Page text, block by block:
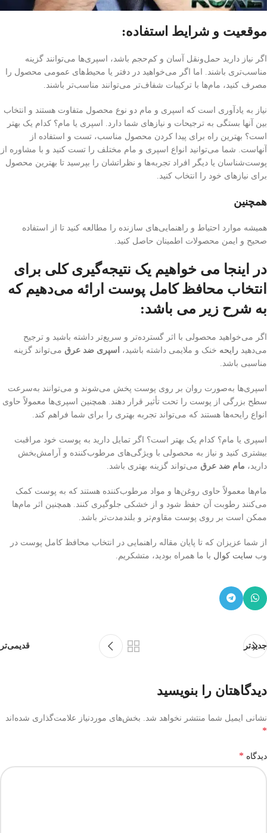
موقعیت و شرایط استفاده:
اگر نیاز دارید حمل‌ونقل آسان و کم‌حجم باشد، اسپری‌ها می‌توانند گزینه
مناسب‌تری باشند. اما اگر می‌خواهید در دفتر یا محیط‌های عمومی محصول را
مصرف کنید، مام‌ها با ترکیبات شفاف‌تر می‌توانند مناسب‌تر باشند.
نیاز به یادآوری است که اسپری و مام دو نوع محصول متفاوت هستند و انتخاب
بین آنها بستگی به ترجیحات و نیازهای شما دارد. اسپری یا مام؟ کدام یک بهتر
است؟ بهترین راه برای پیدا کردن محصول مناسب، تست و استفاده از
آنهاست. شما می‌توانید انواع اسپری و مام مختلف را تست کنید و با مشاوره از
پوست‌شناسان یا دیگر افراد تجربه‌ها و نظراتشان را بپرسید تا بهترین محصول
برای نیازهای خود را انتخاب کنید.
همچنین
همیشه موارد احتیاط و راهنمایی‌های سازنده را مطالعه کنید تا از استفاده
صحیح و ایمن محصولات اطمینان حاصل کنید.
در اینجا می خواهیم یک نتیجه‌گیری کلی برای
انتخاب محافظ کامل پوست ارائه می‌دهیم که
به شرح زیر می باشد:
اگر می‌خواهید محصولی با اثر گسترده‌تر و سریع‌تر داشته باشید و ترجیح
می‌دهید رایحه خنک و ملایمی داشته باشید، اسپری ضد عرق می‌تواند گزینه
مناسبی باشد.
اسپری‌ها به‌صورت روان بر روی پوست پخش می‌شوند و می‌توانند به‌سرعت
سطح بزرگی از پوست را تحت تأثیر قرار دهند. همچنین اسپری‌ها معمولاً حاوی
انواع رایحه‌ها هستند که می‌تواند تجربه بهتری را برای شما فراهم کند.
اسپری یا مام؟ کدام یک بهتر است؟ اگر تمایل دارید به پوست خود مراقبت
بیشتری کنید و نیاز به محصولی با ویژگی‌های مرطوب‌کننده و آرامش‌بخش
دارید، مام ضد عرق می‌تواند گزینه بهتری باشد.
مام‌ها معمولاً حاوی روغن‌ها و مواد مرطوب‌کننده هستند که به پوست کمک
می‌کنند رطوبت آن حفظ شود و از خشکی جلوگیری کنند. همچنین اثر مام‌ها
ممکن است بر روی پوست مقاوم‌تر و بلندمدت‌تر باشد.
از شما عزیزان که تا پایان مقاله راهنمایی در انتخاب محافظ کامل پوست در
وب سایت کوال با ما همراه بودید، متشکریم.
جدیدتر قدیمی‌تر
دیدگاهتان را بنویسید
نشانی ایمیل شما منتشر نخواهد شد. بخش‌های موردنیاز علامت‌گذاری شده‌اند
*
دیدگاه *